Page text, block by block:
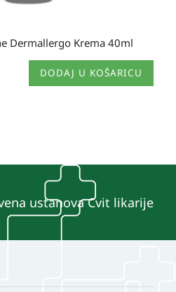
Dermallergo Krema 40ml
DODAJ U KOŠARICU
ustanova Cvit likarije